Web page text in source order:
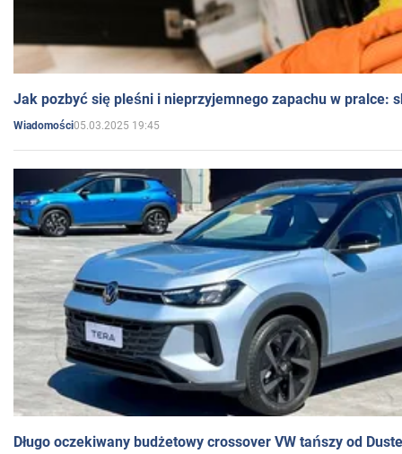
Jak pozbyć się pleśni i nieprzyjemnego zapachu w pralce:
Wiadomości05.03.2025 19:45
Długo oczekiwany budżetowy crossover VW tańszy od